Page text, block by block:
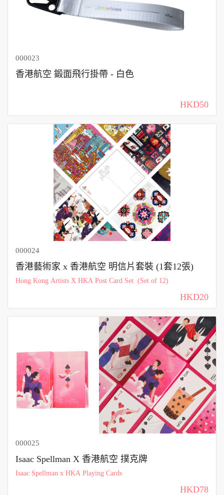
000023
香港航空 鍛面飛行掛帶 - 白色
HKD50
000024
香港藝術家 x 香港航空 明信片套裝 (1套12張)
Hong Kong Artists X HKA Post Card Set (Set of 12)
HKD20
000025
Isaac Spellman X 香港航空 撲克牌
Isaac Spellman x HKA Playing Cards
HKD78